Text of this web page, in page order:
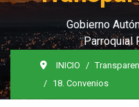
Gobierno
Parroquial
INICIO
18. Convenios